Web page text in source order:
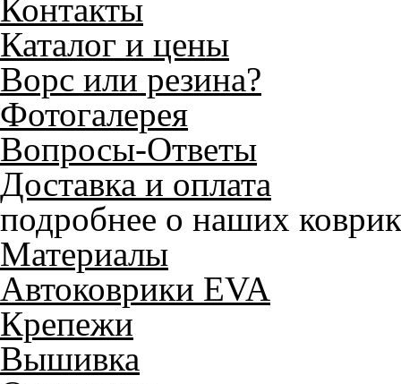
Контакты
Каталог и цены
Ворс или резина?
Фотогалерея
Вопросы-Ответы
Доставка и оплата
подробнее о наших
Материалы
Автоковрики EVA
Крепежи
Вышивка